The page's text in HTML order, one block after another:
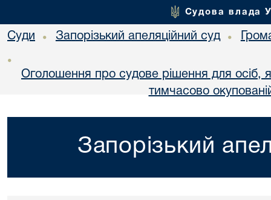
Судова влада
Суди • Запорізький апеляційний суд •
•
Оголошення про судове рішення для осіб,
тимчасово
Запорізький